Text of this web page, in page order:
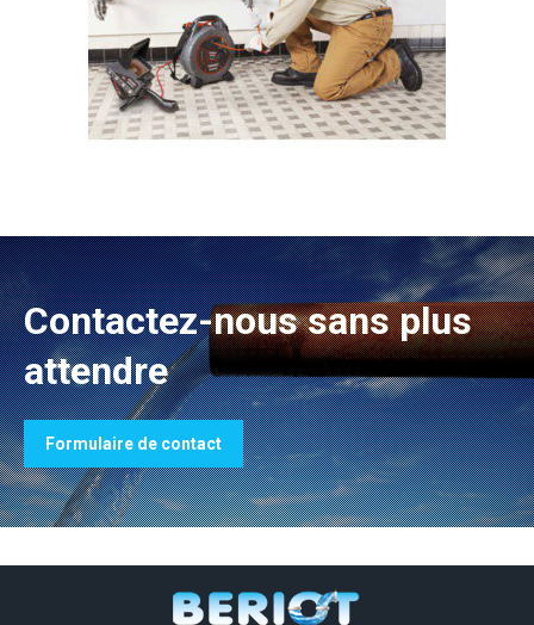
Contactez-nous sans plus
attendre
Formulaire de contact